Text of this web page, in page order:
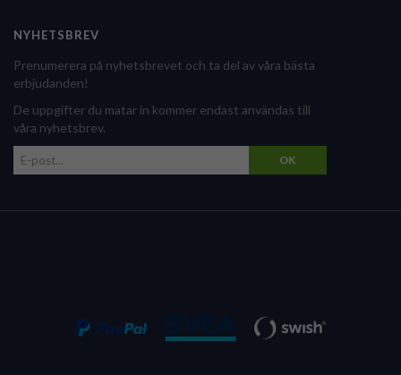
NYHETSBREV
Prenumerera på nyhetsbrevet och ta del av våra bästa
erbjudanden!
De uppgifter du matar in kommer endast användas till
våra nyhetsbrev.
OK